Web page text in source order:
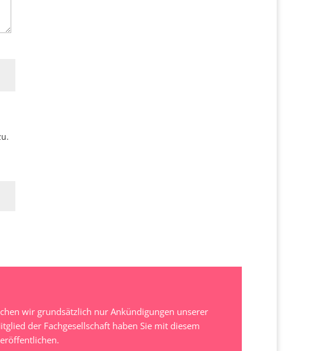
wir grundsätzlich nur Ankündigungen unserer
der Fachgesellschaft haben Sie mit diesem